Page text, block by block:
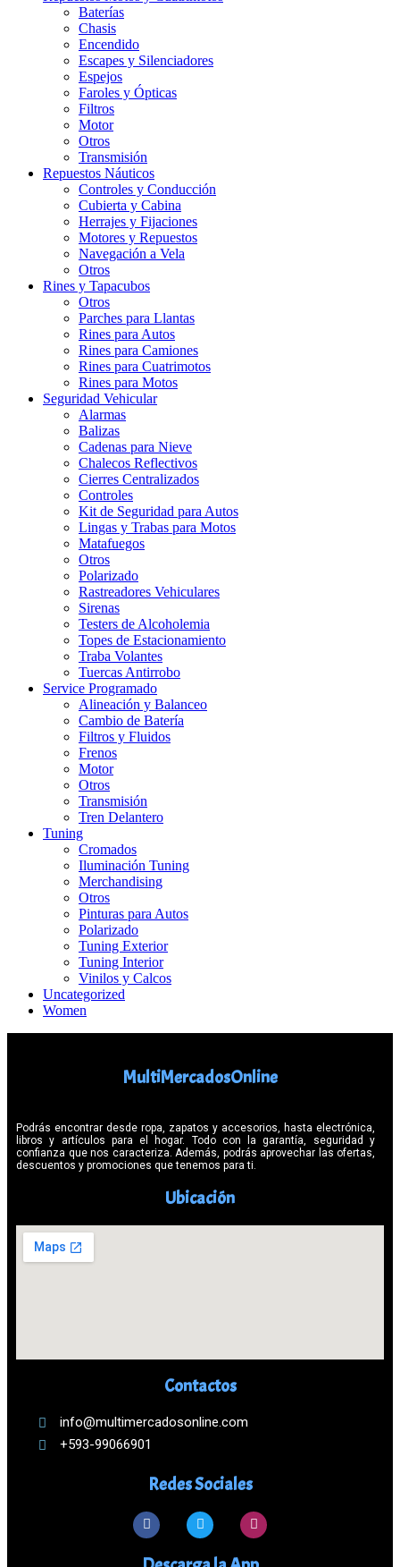
Baterías
Chasis
Encendido
Escapes y Silenciadores
Espejos
Faroles y Ópticas
Filtros
Motor
Otros
Transmisión
Repuestos Náuticos
Controles y Conducción
Cubierta y Cabina
Herrajes y Fijaciones
Motores y Repuestos
Navegación a Vela
Otros
Rines y Tapacubos
Otros
Parches para Llantas
Rines para Autos
Rines para Camiones
Rines para Cuatrimotos
Rines para Motos
Seguridad Vehicular
Alarmas
Balizas
Cadenas para Nieve
Chalecos Reflectivos
Cierres Centralizados
Controles
Kit de Seguridad para Autos
Lingas y Trabas para Motos
Matafuegos
Otros
Polarizado
Rastreadores Vehiculares
Sirenas
Testers de Alcoholemia
Topes de Estacionamiento
Traba Volantes
Tuercas Antirrobo
Service Programado
Alineación y Balanceo
Cambio de Batería
Filtros y Fluidos
Frenos
Motor
Otros
Transmisión
Tren Delantero
Tuning
Cromados
Iluminación Tuning
Merchandising
Otros
Pinturas para Autos
Polarizado
Tuning Exterior
Tuning Interior
Vinilos y Calcos
Uncategorized
Women
MultiMercadosOnline
Podrás encontrar desde ropa, zapatos y accesorios, hasta electrónica,
libros y artículos para el hogar. Todo con la garantía, seguridad y
confianza que nos caracteriza. Además, podrás aprovechar las ofertas,
descuentos y promociones que tenemos para ti.
Ubicación
Contactos
info@multimercadosonline.com
+593-99066901
Redes Sociales